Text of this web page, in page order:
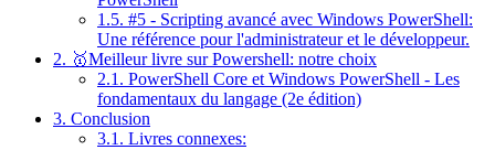
1.5. #5 - Scripting avancé avec Windows PowerShell:
Une référence pour l'administrateur et le développeur.
2. 🥇Meilleur livre sur Powershell: notre choix
2.1. PowerShell Core et Windows PowerShell - Les
fondamentaux du langage (2e édition)
3. Conclusion
3.1. Livres connexes: